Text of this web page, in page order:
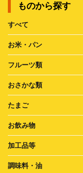
ものから探す
すべて
お米・パン
フルーツ類
おさかな類
たまご
お飲み物
加工品等
調味料・油